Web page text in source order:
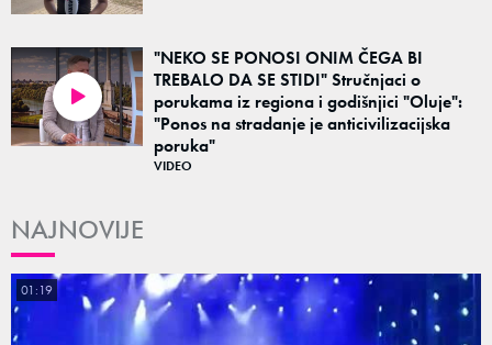
"NEKO SE PONOSI ONIM ČEGA BI
TREBALO DA SE STIDI" Stručnjaci o
porukama iz regiona i godišnjici "Oluje":
"Ponos na stradanje je anticivilizacijska
poruka"
VIDEO
NAJNOVIJE
01:19